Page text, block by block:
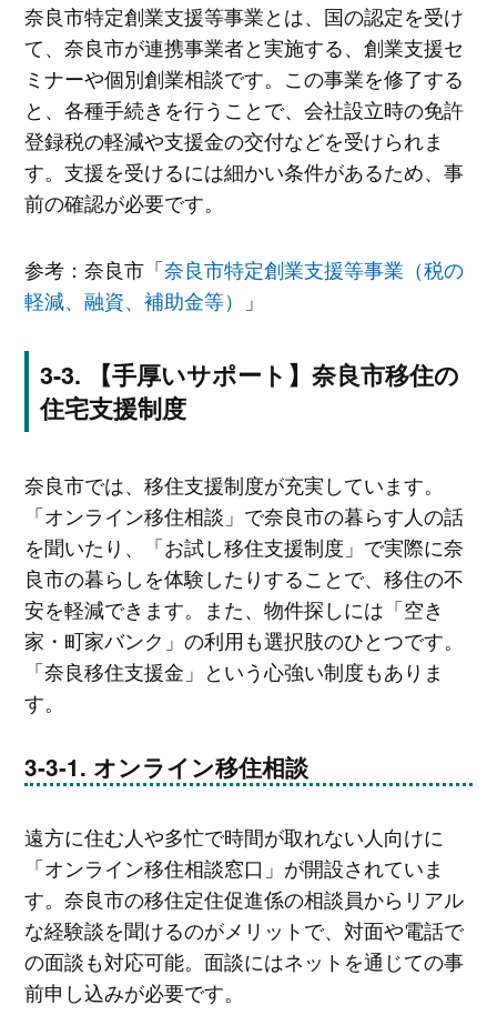
奈良市特定創業支援等事業とは、国の認定を受け
て、奈良市が連携事業者と実施する、創業支援セ
ミナーや個別創業相談です。この事業を修了する
と、各種手続きを行うことで、会社設立時の免許
登録税の軽減や支援金の交付などを受けられま
す。支援を受けるには細かい条件があるため、事
前の確認が必要です。
参考：奈良市「奈良市特定創業支援等事業（税の
軽減、融資、補助金等）
」
【手厚いサポート】奈良市移住の
住宅支援制度
奈良市では、移住支援制度が充実しています。
「オンライン移住相談」で奈良市の暮らす人の話
を聞いたり、「お試し移住支援制度」で実際に奈
良市の暮らしを体験したりすることで、移住の不
安を軽減できます。また、物件探しには「空き
家・町家バンク」の利用も選択肢のひとつです。
「奈良移住支援金」という心強い制度もありま
す。
オンライン移住相談
遠方に住む人や多忙で時間が取れない人向けに
「オンライン移住相談窓口」が開設されていま
す。奈良市の移住定住促進係の相談員からリアル
な経験談を聞けるのがメリットで、対面や電話で
の面談も対応可能。面談にはネットを通じての事
前申し込みが必要です。